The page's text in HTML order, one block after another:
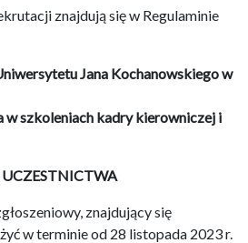
znajdują się w Regulaminie
Jana Kochanowskiego w
w szkoleniach kadry kierowniczej i
znajdujący się
w terminie od 28 listopada 2023 r.